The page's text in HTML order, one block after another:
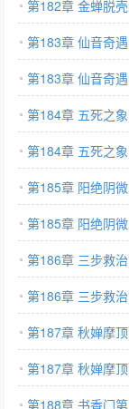
第182章 金蝉脱壳
第183章 仙音奇遇
第183章 仙音奇遇
第184章 五死之象
第184章 五死之象
第185章 阳绝阴微
第185章 阳绝阴微
第186章 三步救治
第186章 三步救治
第187章 秋婵摩顶
第187章 秋婵摩顶
第188章 书香门第